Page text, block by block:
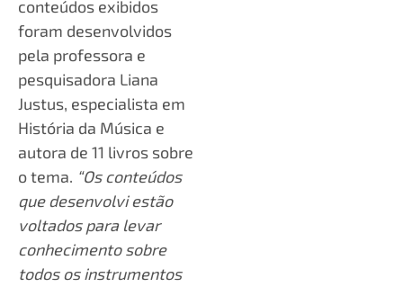
conteúdos exibidos
foram desenvolvidos
pela professora e
pesquisadora Liana
Justus, especialista em
História da Música e
autora de 11 livros sobre
o tema. “Os conteúdos
que desenvolvi estão
voltados para levar
conhecimento sobre
todos os instrumentos